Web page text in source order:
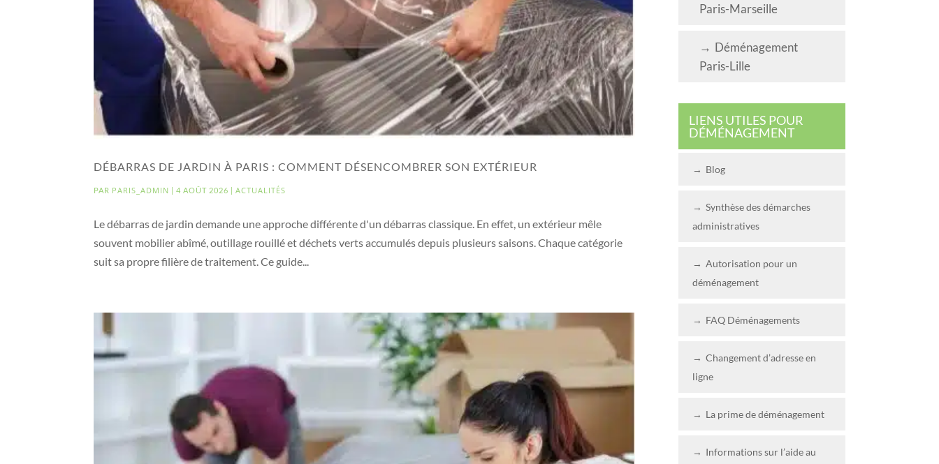
DÉBARRAS DE JARDIN À PARIS : COMMENT DÉSENCOMBRER SON EXTÉRIEUR
PAR PARIS_ADMIN |4 AOÛT 2026 |ACTUALITÉS
Le débarras de jardin demande une approche différente d'un débarras classique. En effet, un extérieur mêle
souvent mobilier abîmé, outillage rouillé et déchets verts accumulés depuis plusieurs saisons. Chaque catégorie
suit sa propre filière de traitement. Ce guide...
Paris-Marseille
Déménagement
Paris-Lille
LIENS UTILES POUR
DÉMÉNAGEMENT
Blog
Synthèse des démarches
administratives
Autorisation pour un
déménagement
FAQ Déménagements
Changement d’adresse en
ligne
La prime de déménagement
Informations sur l’aide au